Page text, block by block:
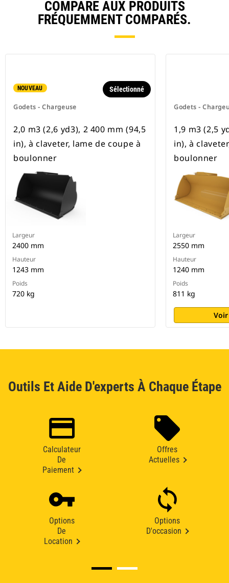
COMPARE AUX PRODUITS
FRÉQUEMMENT COMPARÉS.
NOUVEAU
Godets - Chargeuse
Sélectionné
2,0 m3 (2,6 yd3), 2 400 mm (94,5
in), à claveter, lame de coupe à
boulonner
Largeur
2400 mm
Hauteur
1243 mm
Poids
720 kg
Godets -
1,9 m3 (2,5
in), à
boulonner
Largeur
2550 mm
Hauteur
1240 mm
Poids
811 kg
Outils Et Aide D'experts À Chaque Étape
Calculateur
De
Paiement
Offres
Actuelles
Options
De
Location
Options
D'occasion